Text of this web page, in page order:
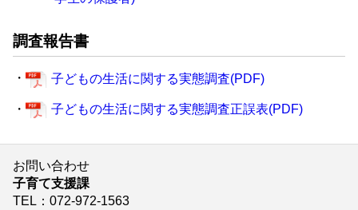
調査報告書
・ 子どもの生活に関する実態調査(PDF)
・ 子どもの生活に関する実態調査正誤表(PDF)
お問い合わせ
子育て支援課
TEL ：072-972-1563